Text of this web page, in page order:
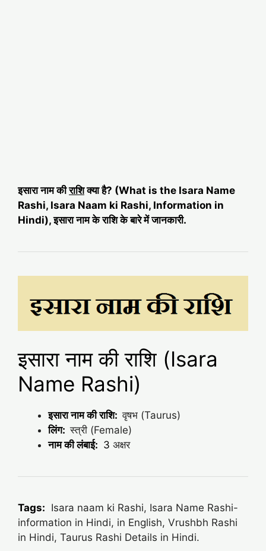
इसारा नाम कीराशिक्या है? (What is the Isara Name
Rashi, Isara Naam ki Rashi, Information in
Hindi), इसारा नाम के राशि के बारे में जानकारी.
इसारा नाम की राशि (Isara
Name Rashi)
इसारा नाम की राशि:वृषभ (Taurus)
लिंग:स्त्री (Female)
नाम की लंबाई: 3 अक्षर
Tags: Isara naam ki Rashi, Isara Name Rashi-
information in Hindi, in English, Vrushbh Rashi
in Hindi, Taurus Rashi Details in Hindi.